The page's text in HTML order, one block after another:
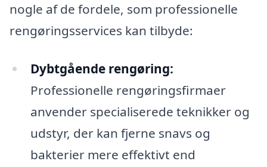
nogle af de fordele, som professionelle
rengøringsservices kan tilbyde:
Dybtgående rengøring:
Professionelle rengøringsfirmaer
anvender specialiserede teknikker og
udstyr, der kan fjerne snavs og
bakterier mere effektivt end